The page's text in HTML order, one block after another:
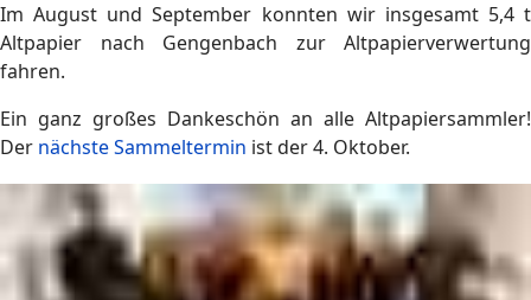
Im August und September konnten wir insgesamt 5,4 t
Altpapier nach Gengenbach zur Altpapierverwertung
fahren.
Ein ganz großes Dankeschön an alle Altpapiersammler!
Der nächste Sammeltermin ist der 4. Oktober.